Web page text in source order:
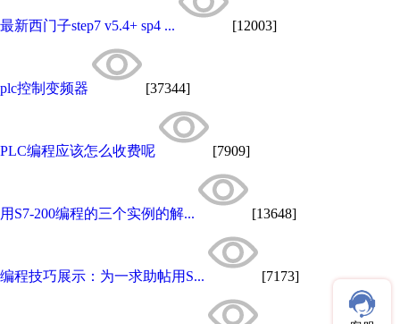
最新西门子step7 v5.4+ sp4 ... [12003]
plc控制变频器 [37344]
PLC编程应该怎么收费呢 [7909]
用S7-200编程的三个实例的解... [13648]
编程技巧展示：为一求助帖用S... [7173]